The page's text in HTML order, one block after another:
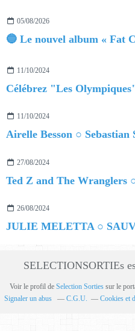
05/08/2026
11/10/2024
Célébrez "Les
11/10/2024
Airelle Besson ○
27/08/2024
Ted Z and The Wranglers
26/08/2024
JULIE MELETTA ○
SELECTIONSORTIEs
Voir le profil de Selection Sorties sur le
Signaler un abus
C.G.U. Cookies et